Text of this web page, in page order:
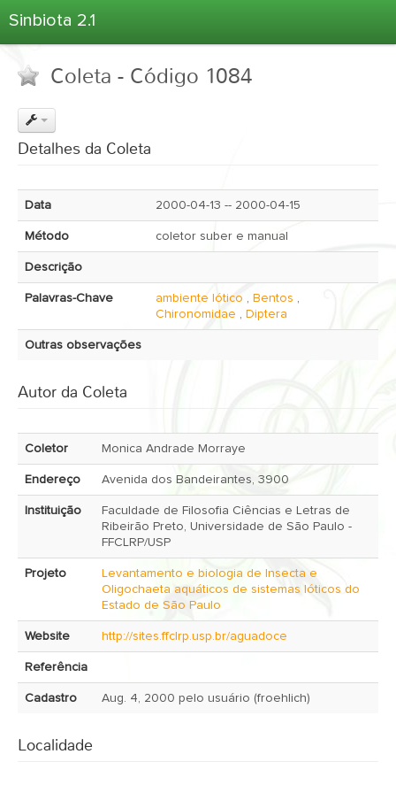
Sinbiota 2.1
Informações Ambientais
Coletas
Atlas 2.1
Estatísticas
Sobre o Sinbiota
Coleta - Código 1084
Detalhes da Coleta
Data 2000-04-13 -- 2000-04-15
Método coletor suber e manual
Descrição
Palavras-Chave ambiente lótico , Bentos ,
Chironomidae , Diptera
Outras observações
Autor da Coleta
Coletor Monica Andrade Morraye
Endereço Avenida dos Bandeirantes, 3900
Instituição
Faculdade de Filosofia Ciências e Letras de
Ribeirão Preto, Universidade de São Paulo -
FFCLRP/USP
Projeto
Levantamento e biologia de Insecta e
Oligochaeta aquáticos de sistemas lóticos do
Estado de São Paulo
Website http://sites.ffclrp.usp.br/aguadoce
Referência
Cadastro Aug. 4, 2000 pelo usuário (froehlich)
Localidade